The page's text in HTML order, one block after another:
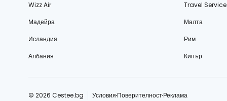
Wizz Air
Travel Service
Мадейра
Малта
Исландия
Рим
Албания
Кипър
© 2026 Cestee.bg Условия ПоверителностРеклама